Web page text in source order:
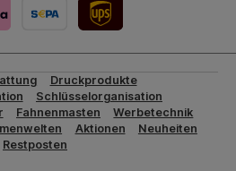
Druckprodukte
Schlüsselorganisation
Fahnenmasten
Werbetechnik
Aktionen
Neuheiten
Restposten